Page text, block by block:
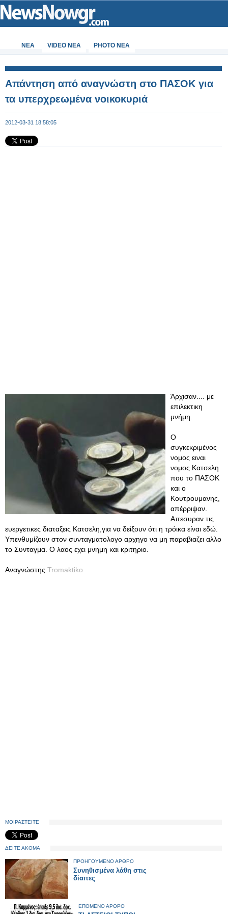
ΝΕΑ VIDEO NEA PHOTO NEA
Απάντηση από αναγνώστη στο ΠΑΣΟΚ για
τα υπερχρεωμένα νοικοκυριά
2012-03-31 18:58:05
Άρχισαν.... με
επιλεκτικη
μνήμη.
Ο
συγκεκριμένος
νομος ειναι
νομος Κατσελη
που το ΠΑΣΟΚ
και ο
Κουτρουμανης,
απέρριψαν.
Απεσυραν τις
ευεργετικες διαταξεις Κατσελη,για να δείξουν ότι η τρόικα είναι εδώ.
Υπενθυμίζουν στον συνταγματολογο αρχηγο να μη παραβιαζει αλλο
το Συνταγμα. Ο λαος εχει μνημη και κριτηριο.
Αναγνώστης Tromaktiko
ΜΟΙΡΑΣΤΕΙΤΕ
ΔΕΙΤΕ ΑΚΟΜΑ
ΠΡΟΗΓΟΥΜΕΝΟ ΑΡΘΡΟ
Συνηθισμένα λάθη στις
δίαιτες
ΕΠΟΜΕΝΟ ΑΡΘΡΟ